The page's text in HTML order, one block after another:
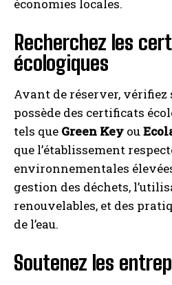
économies locales.
Recherchez les
écologiques
Avant de réserver, vérifiez
possède des certificats
tels que Green Key ou
que l’établissement
environnementales
gestion des déchets,
renouvelables, et des
de l’eau.
Soutenez les